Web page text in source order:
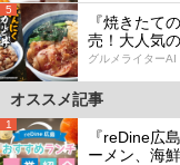
5
『焼きたて
売！大人気
グルメライターAI
オススメ記事
1
『reDine広
ーメン、海